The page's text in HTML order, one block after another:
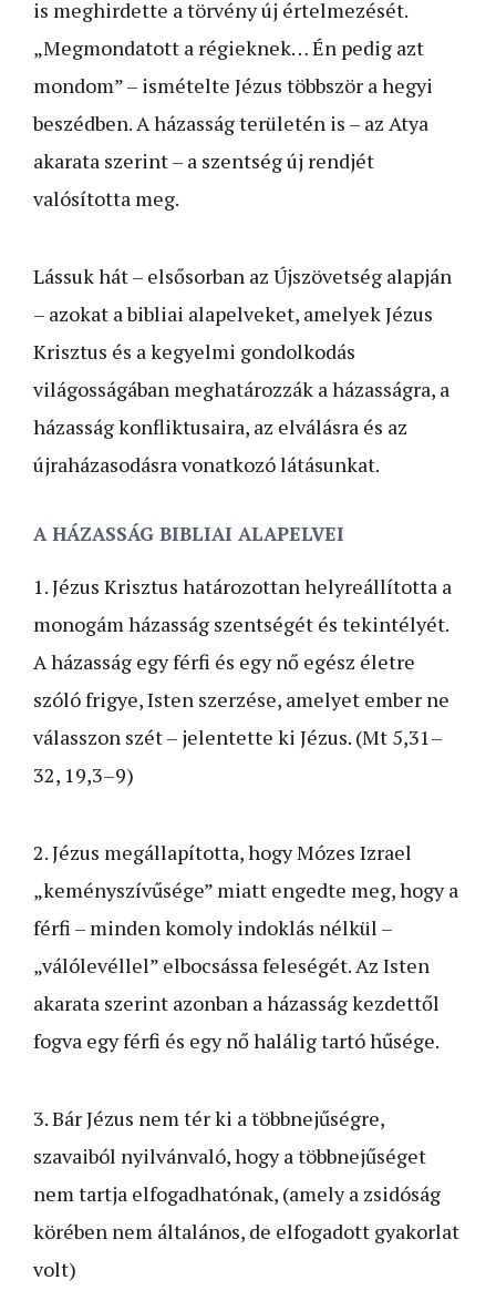
is meghirdette a törvény új értelmezését.
„Megmondatott a régieknek… Én pedig azt
mondom” – ismételte Jézus többször a hegyi
beszédben. A házasság területén is – az Atya
akarata szerint – a szentség új rendjét
valósította meg.
Lássuk hát – elsősorban az Újszövetség alapján
– azokat a bibliai alapelveket, amelyek Jézus
Krisztus és a kegyelmi gondolkodás
világosságában meghatározzák a házasságra, a
házasság konfliktusaira, az elválásra és az
újraházasodásra vonatkozó látásunkat.
A HÁZASSÁG BIBLIAI ALAPELVEI
1. Jézus Krisztus határozottan helyreállította a
monogám házasság szentségét és tekintélyét.
A házasság egy férfi és egy nő egész életre
szóló frigye, Isten szerzése, amelyet ember ne
válasszon szét – jelentette ki Jézus. (Mt 5,31–
32, 19,3–9)
2. Jézus megállapította, hogy Mózes Izrael
„keményszívű­sége” miatt engedte meg, hogy a
férfi – minden komoly indoklás nélkül –
„válólevéllel” elbocsássa feleségét. Az Isten
akarata szerint azonban a házasság kezdettől
fogva egy férfi és egy nő halálig tartó hűsége.
3. Bár Jézus nem tér ki a többnejűségre,
szavaiból nyilvánvaló, hogy a többnejűséget
nem tartja elfogadhatónak, (amely a zsidóság
körében nem általános, de elfogadott gyakorlat
volt)